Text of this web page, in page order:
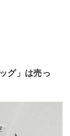
グ」は売っ